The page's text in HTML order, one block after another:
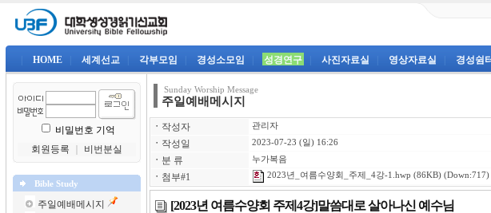
HOME 세계선교 각부모임 경성소모임 성경연구 사진자료실 영상자료실 경성쉼
비밀번호 기억
회원등록
비번분실
Bible Study
주일예배메시지
Sunday Worship Message
주일예배메시지
ㆍ 작성자 관리자
ㆍ 작성일 2023-07-23 (일) 16:26
ㆍ 분 류 누가복음
ㆍ 첨부#1 2023년_여름수양회_주제_4강-1.hwp (86KB) (Down:717)
[2023년 여름수양회 주제4강]말씀대로 살아나신 예수님